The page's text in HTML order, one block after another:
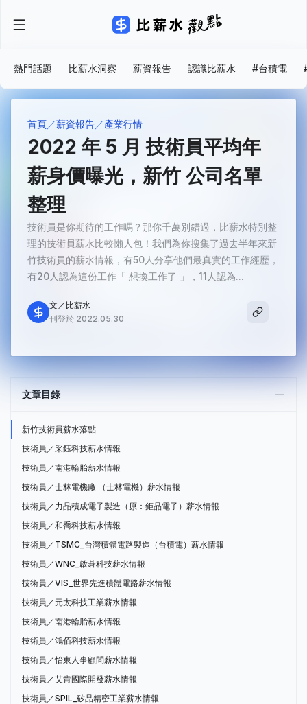
熱門話題 比薪水洞察 薪資報告 認識比薪水 #台積電
首頁 薪資報告 產業行情
2022 年 5 月 技術員平均年
薪身價曝光，新竹 公司名單
整理
技術員是你期待的工作嗎？那你千萬別錯過，比薪水特別整
理的技術員薪水比較懶人包！我們為你搜集了過去半年來新
竹技術員的薪水情報，有50人分享他們最真實的工作經歷，
有20人認為這份工作「 想換工作了 」，11人認為...
文／比薪水
刊登於 2022.05.30
文章目錄
新竹技術員薪水落點
技術員／采鈺科技薪水情報
技術員／南港輪胎薪水情報
技術員／士林電機廠 （士林電機）薪水情報
技術員／力晶積成電子製造（原：鉅晶電子）薪水情報
技術員／和喬科技薪水情報
技術員／TSMC_台灣積體電路製造（台積電）薪水情報
技術員／WNC_啟碁科技薪水情報
技術員／VIS_世界先進積體電路薪水情報
技術員／元太科技工業薪水情報
技術員／南港輪胎薪水情報
技術員／鴻佰科技薪水情報
技術員／怡東人事顧問薪水情報
技術員／艾肯國際開發薪水情報
技術員／SPIL_矽品精密工業薪水情報